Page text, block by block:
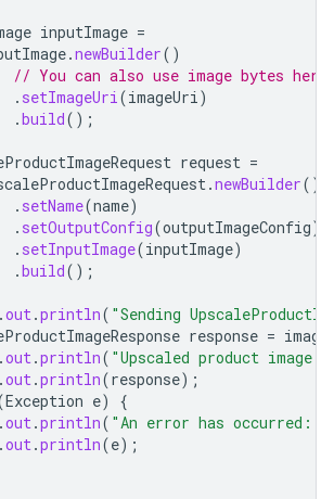
inputImage =
.newBuilder()
// You can also use image bytes
. setImageUri(imageUri)
.build();
request =
.newBuilder()
. setName(name)
. setOutputConfig(outputImageConfig)
. setInputImage(inputImage)
.build();
.out.println( "Sending
response =
.out.println( "Upscaled product image
.out.println(response);
Exception e)
{
.out.println( "An error has occurred: "
.out.println(e);